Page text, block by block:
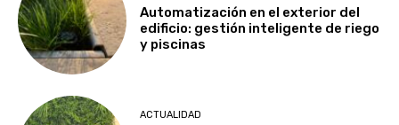
Automatización en el exterior del
edificio: gestión inteligente de riego
y piscinas
ACTUALIDAD